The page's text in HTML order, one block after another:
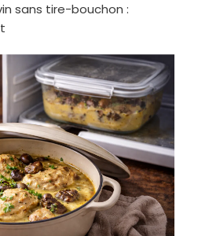
sans tire-bouchon :